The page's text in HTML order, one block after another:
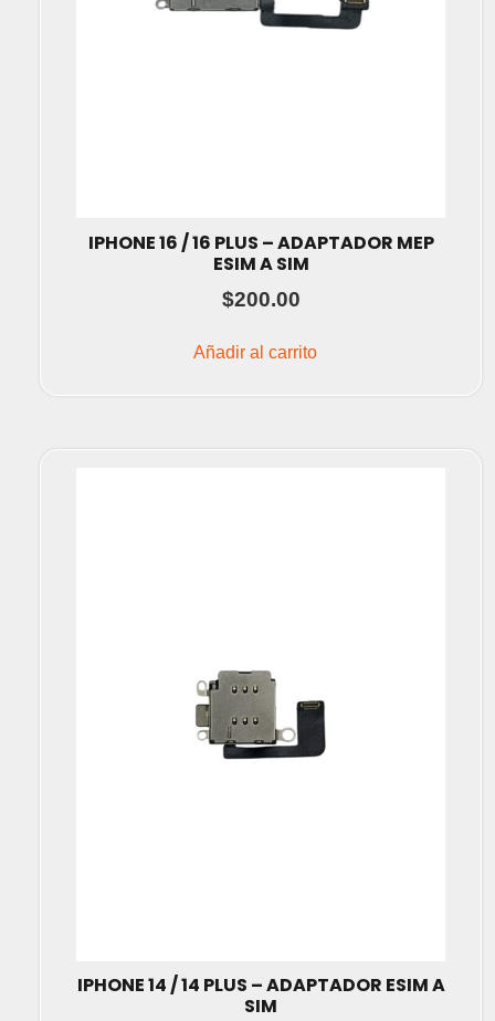
IPHONE 16 / 16 PLUS – ADAPTADOR MEP
ESIM A SIM
$200.00
Añadir al carrito
IPHONE 14 / 14 PLUS – ADAPTADOR ESIM A
SIM